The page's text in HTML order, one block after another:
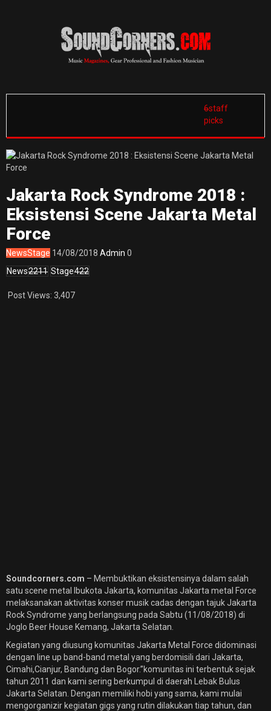
6staff
picks
Jakarta Rock Syndrome 2018 :
Eksistensi Scene Jakarta Metal
Force
NewsStage 14/08/2018 Admin 0
News2211 Stage422
Post Views: 3,407
Soundcorners.com – Membuktikan eksistensinya dalam salah
satu scene metal Ibukota Jakarta, komunitas Jakarta metal Force
melaksanakan aktivitas konser musik cadas dengan tajuk Jakarta
Rock Syndrome yang berlangsung pada Sabtu (11/08/2018) di
Joglo Beer House Kemang, Jakarta Selatan.
Kegiatan yang diusung komunitas Jakarta Metal Force didominasi
dengan line up band-band metal yang berdomisili dari Jakarta,
Cimahi,Cianjur, Bandung dan Bogor.”komunitas ini terbentuk sejak
tahun 2011 dan kami sering berkumpul di daerah Lebak Bulus
Jakarta Selatan. Dengan memiliki hobi yang sama, kami mulai
mengorganizir kegiatan gigs yang rutin dilakukan tiap tahun, dan